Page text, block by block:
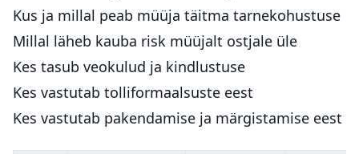
Kus ja millal peab müüja täitma tarnekohustuse
Millal läheb kauba risk müüjalt ostjale üle
Kes tasub veokulud ja kindlustuse
Kes vastutab tolliformaalsuste eest
Kes vastutab pakendamise ja märgistamise eest